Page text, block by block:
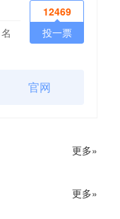
12469
投一票
名
官网
更多»
更多»